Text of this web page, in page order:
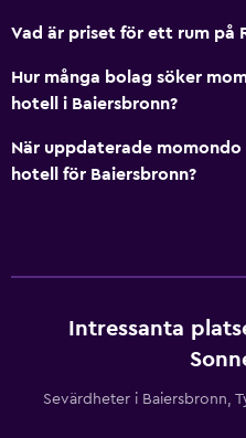
Vad är priset för ett rum på
Hur många bolag söker
hotell i Baiersbronn?
När uppdaterade momondo
hotell för Baiersbronn?
Intressanta
Sevärdheter i Baiersbronn,